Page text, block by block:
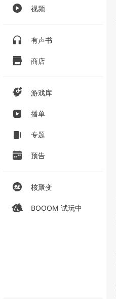
视频
有声书
商店
游戏库
播单
专题
预告
核聚变
BOOOM 试玩中